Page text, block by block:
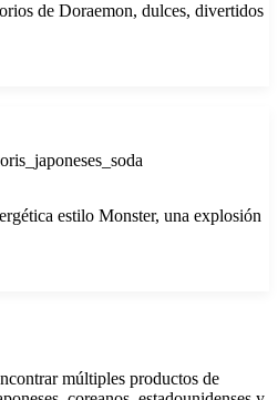
de Doraemon, dulces, divertidos
estilo Monster, una explosión
múltiples productos de